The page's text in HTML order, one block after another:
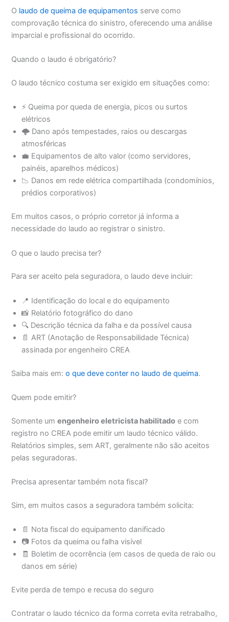
O laudo de queima de equipamentos serve como
comprovação técnica do sinistro, oferecendo uma análise
imparcial e profissional do ocorrido.
Quando o laudo é obrigatório?
O laudo técnico costuma ser exigido em situações como:
⚡ Queima por queda de energia, picos ou surtos
elétricos
🌩️ Dano após tempestades, raios ou descargas
atmosféricas
💼 Equipamentos de alto valor (como servidores,
painéis, aparelhos médicos)
📉 Danos em rede elétrica compartilhada (condomínios,
prédios corporativos)
Em muitos casos, o próprio corretor já informa a
necessidade do laudo ao registrar o sinistro.
O que o laudo precisa ter?
Para ser aceito pela seguradora, o laudo deve incluir:
📍 Identificação do local e do equipamento
📸 Relatório fotográfico do dano
🔍 Descrição técnica da falha e da possível causa
📄 ART (Anotação de Responsabilidade Técnica)
assinada por engenheiro CREA
Saiba mais em:o que deve conter no laudo de queima.
Quem pode emitir?
Somente umengenheiro eletricista habilitado e com
registro no CREA pode emitir um laudo técnico válido.
Relatórios simples, sem ART, geralmente não são aceitos
pelas seguradoras.
Precisa apresentar também nota fiscal?
Sim, em muitos casos a seguradora também solicita:
📄 Nota fiscal do equipamento danificado
📷 Fotos da queima ou falha visível
🧾 Boletim de ocorrência (em casos de queda de raio ou
danos em série)
Evite perda de tempo e recusa do seguro
Contratar o laudo técnico da forma correta evita retrabalho,